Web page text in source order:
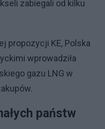
zabiegali od kilku
propozycji KE, Polska
wprowadziła
gazu LNG w
państw